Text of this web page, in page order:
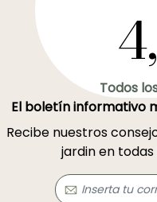
Todos
El boletín informativo
Recibe nuestros
jardin en